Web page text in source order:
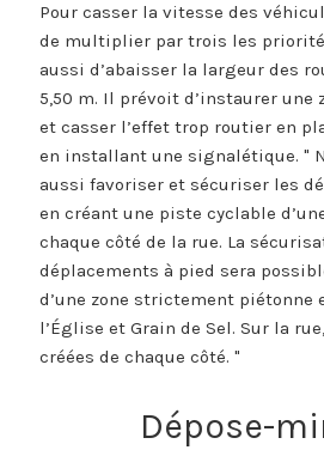
Pour casser la vitesse des
de multiplier par trois les
aussi d’abaisser la largeur des
5,50 m. Il prévoit d’instaurer une
et casser l’effet trop routier en
en installant une signalétique.
aussi favoriser et sécuriser les
en créant une piste cyclable
chaque côté de la rue. La
déplacements à pied sera
d’une zone strictement piétonne
l’Église et Grain de Sel. Sur la
créées de chaque côté.
Dépose-